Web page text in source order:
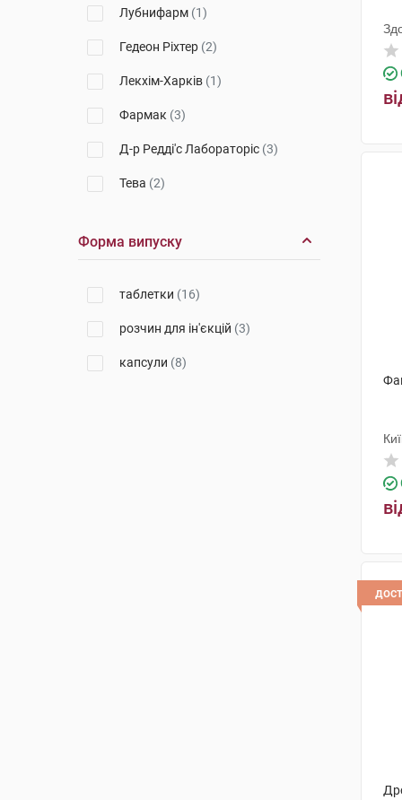
Лубнифарм (1)
Гедеон Ріхтер (2)
Лекхім-Харків (1)
Фармак (3)
Д-р Редді'с Лабораторіс (3)
Тева (2)
КРКА(1)
Форма випуску
таблетки (16)
розчин для ін'єкцій (3)
капсули (8)